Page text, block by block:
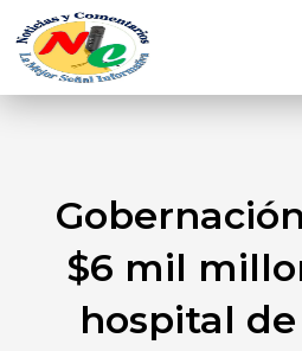
$6 mil
hospital